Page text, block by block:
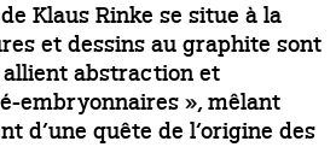
Klaus Rinke se situe à la
et dessins au graphite sont
abstraction et
embryonnaires », mêlant
d’une quête de l’origine des